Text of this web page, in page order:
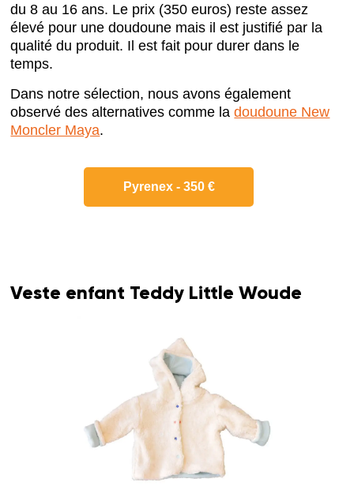
du 8 au 16 ans. Le prix (350 euros) reste assez
élevé pour une doudoune mais il est justifié par la
qualité du produit. Il est fait pour durer dans le
temps.
Dans notre sélection, nous avons également
observé des alternatives comme ladoudoune New
Moncler Maya.
Pyrenex - 350 €
Veste enfant Teddy Little Woude